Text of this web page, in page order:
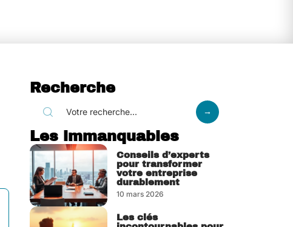
Recherche
Les immanquables
Conseils d’experts
pour transformer
votre entreprise
durablement
10 mars 2026
Les clés